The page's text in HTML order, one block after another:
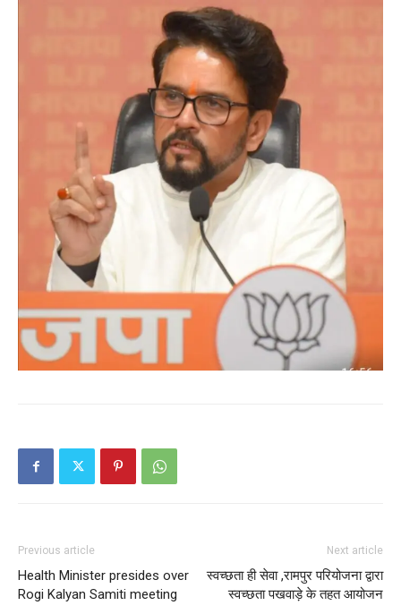
News Week
Magazine PRO
SUBSCRIBE NOW
Company
Contact us
Subscription Plans
Previous article
Health Minister presides over
Rogi Kalyan Samiti meeting
Next article
स्वच्छता ही सेवा ,रामपुर परियोजना द्वारा
स्वच्छता पखवाड़े के तहत आयोजन